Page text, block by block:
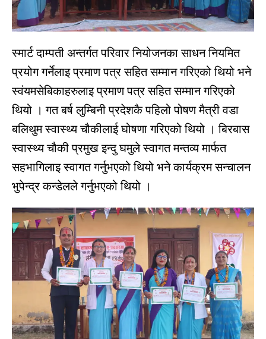
स्मार्ट दाम्पती अन्तर्गत परिवार नियोजनका साधन नियमित
प्रयोग गर्नेलाइ प्रमाण पत्र सहित सम्मान गरिएको थियो भने
स्वंयमसेबिकाहरुलाइ प्रमाण पत्र सहित सम्मान गरिएको
थियो । गत बर्ष लुम्बिनी प्रदेशकै पहिलो पोषण मैत्री वडा
बलिथुम स्वास्थ्य चौकीलाई घोषणा गरिएको थियो । बिरबास
स्वास्थ्य चौकी प्रमुख इन्दु घमुले स्वागत मन्तव्य मार्फत
सहभागिलाइ स्वागत गर्नुभएको थियो भने कार्यक्रम सन्चालन
भुपेन्द्र कन्डेलले गर्नुभएको थियो ।